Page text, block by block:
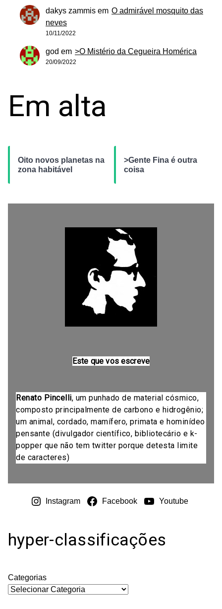
dakys zammis em O admirável mosquito das
neves
10/11/2022
god em >O Mistério da Cegueira Homérica
20/09/2022
Em alta
Oito novos planetas na
zona habitável
>Gente Fina é outra
coisa
Este que vos escreve
Renato Pincelli, um punhado de material cósmico,
composto principalmente de carbono e hidrogênio;
um animal, cordado, mamífero, primata e hominídeo
pensante (divulgador científico, bibliotecário e k-
popper que não tem twitter porque detesta limite
de caracteres)
Instagram Facebook Youtube
hyper-classificações
Categorias